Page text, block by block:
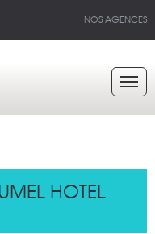
NOS AGENCES
HOTEL